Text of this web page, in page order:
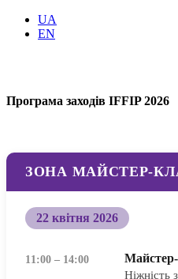
UA
EN
Програма заходів IFFIP 2026
ЗОНА МАЙСТЕР-
22 квітня 2026
11:00 – 14:00
Ніжність